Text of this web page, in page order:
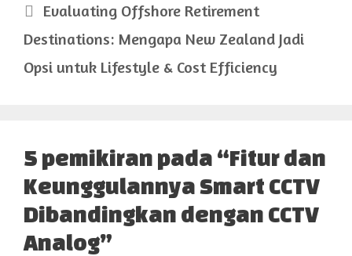
Evaluating Offshore Retirement
Destinations: Mengapa New Zealand Jadi
Opsi untuk Lifestyle & Cost Efficiency
5 pemikiran pada “Fitur dan
Keunggulannya Smart CCTV
Dibandingkan dengan CCTV
Analog”